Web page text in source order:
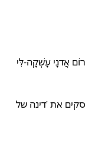
אֲדנָי עָשְׁקָה-לִּי
את 'דינה של